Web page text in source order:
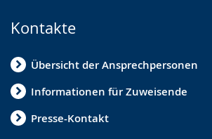
Kontakte
Übersicht der Ansprechpersonen
Informationen für Zuweisende
Presse-Kontakt